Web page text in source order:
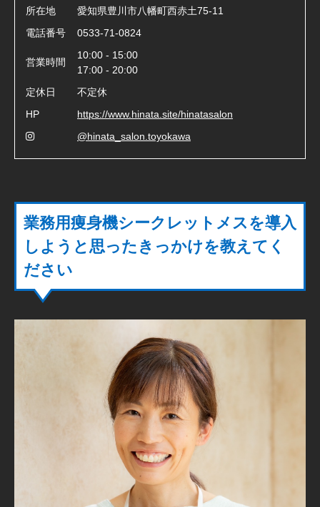
所在地
愛知県豊川市八幡町西赤土75-11
電話番号
0533-71-0824
営業時間
10:00 - 15:00
17:00 - 20:00
定休日
不定休
HP
https://www.hinata.site/hinatasalon
@hinata_salon.toyokawa
業務用痩身機シークレットメスを導入
しようと思ったきっかけを教えてく
ださい